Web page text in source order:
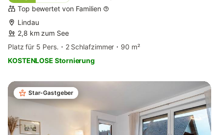
Top bewertet von Familien
Lindau
2,8 km zum See
Platz für 5 Pers.
2 Schlafzimmer
90 m²
KOSTENLOSE Stornierung
Star-Gastgeber